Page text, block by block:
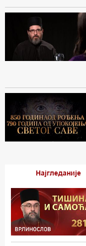
Најгледаније